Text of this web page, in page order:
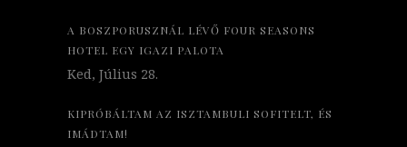
A BOSZPORUSZNÁL LÉVŐ FOUR SEASONS
HOTEL EGY IGAZI PALOTA
Ked, Július 28.
KIPRÓBÁLTAM AZ ISZTAMBULI SOFITELT, ÉS
IMÁDTAM!